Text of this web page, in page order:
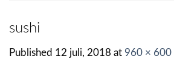
sushi
Published 12 juli, 2018 at 960 × 600